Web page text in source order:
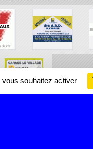
souhaitez activer